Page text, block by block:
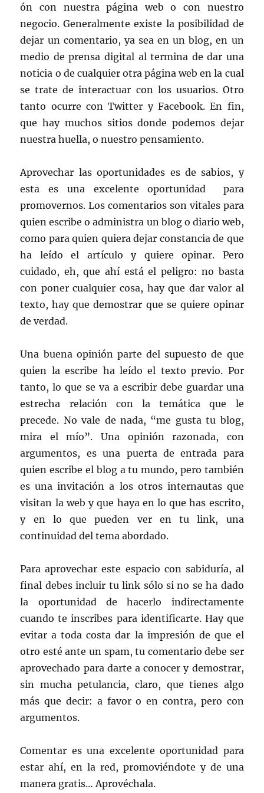
ón con nuestra página web o con nuestro
negocio. Generalmente existe la posibilidad de
dejar un comentario, ya sea en un blog, en un
medio de prensa digital al termina de dar una
noticia o de cualquier otra página web en la cual
se trate de interactuar con los usuarios. Otro
tanto ocurre con Twitter y Facebook. En fin,
que hay muchos sitios donde podemos dejar
nuestra huella, o nuestro pensamiento.
Aprovechar las oportunidades es de sabios, y
esta es una excelente oportunidad para
promovernos. Los comentarios son vitales para
quien escribe o administra un blog o diario web,
como para quien quiera dejar constancia de que
ha leído el artículo y quiere opinar. Pero
cuidado, eh, que ahí está el peligro: no basta
con poner cualquier cosa, hay que dar valor al
texto, hay que demostrar que se quiere opinar
de verdad.
Una buena opinión parte del supuesto de que
quien la escribe ha leído el texto previo. Por
tanto, lo que se va a escribir debe guardar una
estrecha relación con la temática que le
precede. No vale de nada, “me gusta tu blog,
mira el mío”. Una opinión razonada, con
argumentos, es una puerta de entrada para
quien escribe el blog a tu mundo, pero también
es una invitación a los otros internautas que
visitan la web y que haya en lo que has escrito,
y en lo que pueden ver en tu link, una
continuidad del tema abordado.
Para aprovechar este espacio con sabiduría, al
final debes incluir tu link sólo si no se ha dado
la oportunidad de hacerlo indirectamente
cuando te inscribes para identificarte. Hay que
evitar a toda costa dar la impresión de que el
otro esté ante un spam, tu comentario debe ser
aprovechado para darte a conocer y demostrar,
sin mucha petulancia, claro, que tienes algo
más que decir: a favor o en contra, pero con
argumentos.
Comentar es una excelente oportunidad para
estar ahí, en la red, promoviéndote y de una
manera gratis… Aprovéchala.